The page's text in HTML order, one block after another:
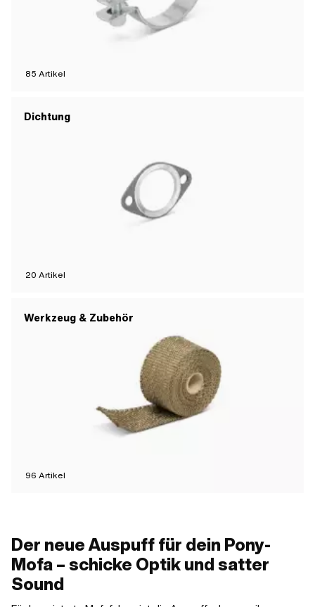
85 Artikel
Dichtung
20 Artikel
Werkzeug & Zubehör
96 Artikel
Der neue Auspuff für dein Pony-
Mofa – schicke Optik und satter
Sound